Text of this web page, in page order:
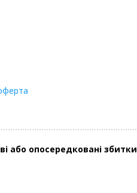
або опосередковані збитки